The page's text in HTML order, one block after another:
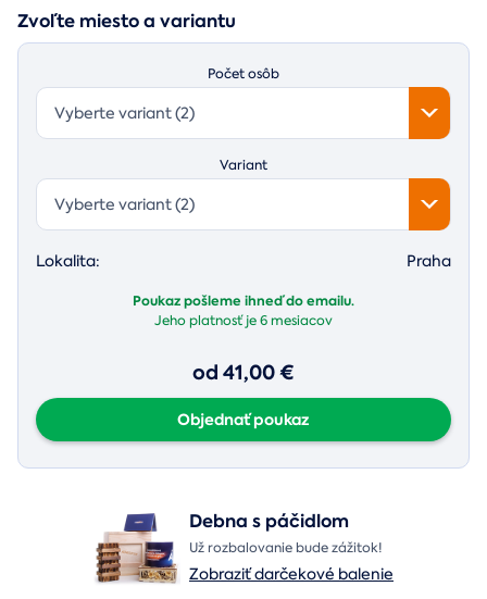
Zvoľte miesto a variantu
Počet osôb
Vyberte variant (2)
Variant
Vyberte variant (2)
Lokalita: Praha
Poukaz pošleme ihneď do emailu.
Jeho platnosť je6 mesiacov
od 41,00 €
Objednať poukaz
Debna s páčidlom
Už rozbalovanie bude zážitok!
Zobraziť darčekové balenie